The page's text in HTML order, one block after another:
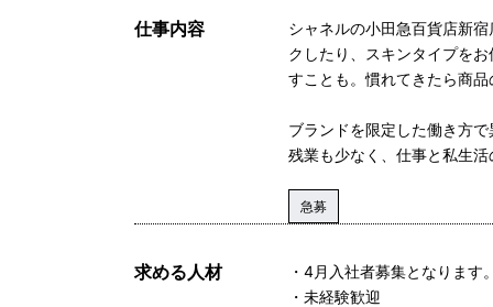
仕事内容
シャネルの小田急百貨店新
クしたり、スキンタイプを
すことも。慣れてきたら商
ブランドを限定した働き方
残業も少なく、仕事と私生
急募
求める人材
・4月入社者募集となります
・未経験歓迎